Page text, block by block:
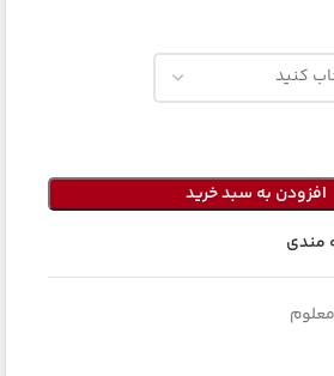
افزودن به سبد خرید
مندی